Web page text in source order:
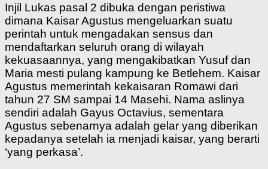
Injil Lukas pasal 2 dibuka dengan peristiwa
dimana Kaisar Agustus mengeluarkan suatu
perintah untuk mengadakan sensus dan
mendaftarkan seluruh orang di wilayah
kekuasaannya, yang mengakibatkan Yusuf dan
Maria mesti pulang kampung ke Betlehem. Kaisar
Agustus memerintah kekaisaran Romawi dari
tahun 27 SM sampai 14 Masehi. Nama aslinya
sendiri adalah Gayus Octavius, sementara
Agustus sebenarnya adalah gelar yang diberikan
kepadanya setelah ia menjadi kaisar, yang berarti
‘yang perkasa’.